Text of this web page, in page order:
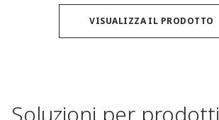
VISUALIZZA IL PRODOTTO
Soluzioni per prodotti